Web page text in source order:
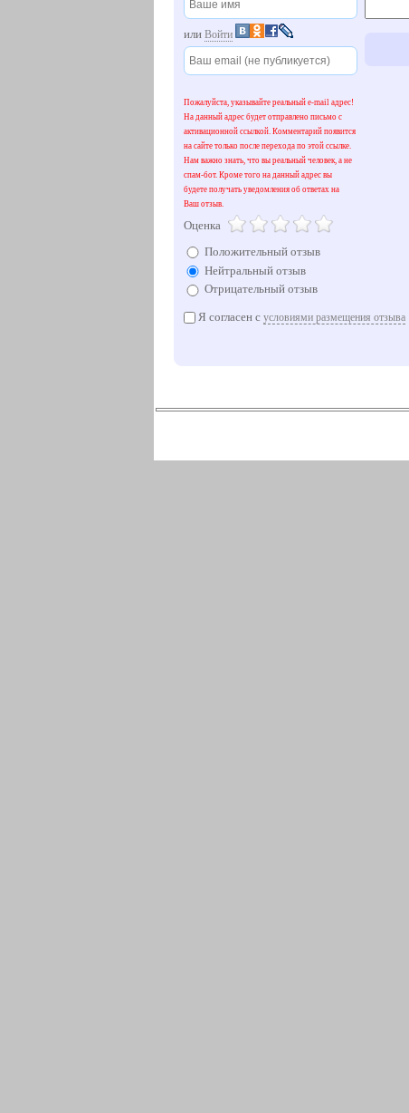
или Войти
Пожалуйста, указывайте реальный e-mail адрес!
На данный адрес будет отправлено письмо с
активационной ссылкой. Комментарий появится
на сайте только после перехода по этой ссылке.
Нам важно знать, что вы реальный человек, а не
спам-бот. Кроме того на данный адрес вы
будете получать уведомления об ответах на
Ваш отзыв.
Оценка
Положительный отзыв
Нейтральный отзыв
Отрицательный отзыв
Я согласен с условиями размещения отзыва